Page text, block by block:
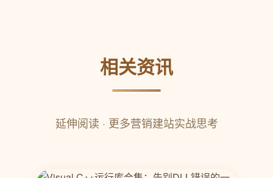
相关资讯
延伸阅读 · 更多营销建站实战思考